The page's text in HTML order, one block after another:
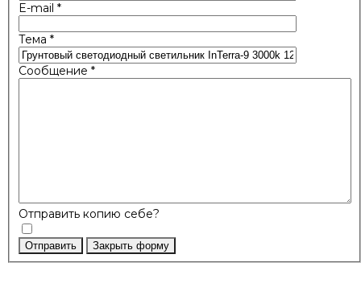
E-mail *
Тема *
Сообщение *
Отправить копию себе?
Отправить Закрыть форму